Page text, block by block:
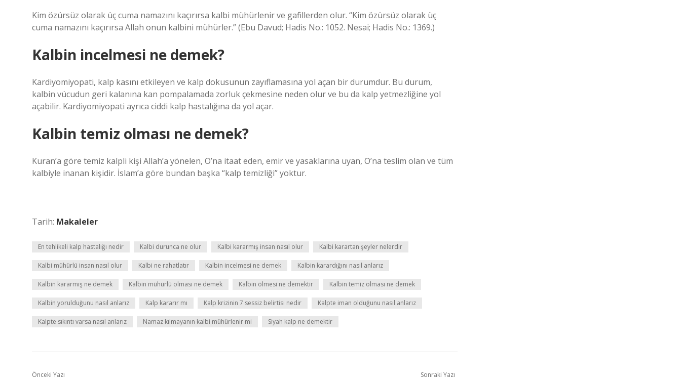
Kim özürsüz olarak üç cuma namazını kaçırırsa kalbi mühürlenir ve gafillerden olur. “Kim özürsüz olarak üç
cuma namazını kaçırırsa Allah onun kalbini mühürler.” (Ebu Davud; Hadis No.: 1052. Nesai; Hadis No.: 1369.)
Kalbin incelmesi ne demek?
Kardiyomiyopati, kalp kasını etkileyen ve kalp dokusunun zayıflamasına yol açan bir durumdur. Bu durum,
kalbin vücudun geri kalanına kan pompalamada zorluk çekmesine neden olur ve bu da kalp yetmezliğine yol
açabilir. Kardiyomiyopati ayrıca ciddi kalp hastalığına da yol açar.
Kalbin temiz olması ne demek?
Kuran’a göre temiz kalpli kişi Allah’a yönelen, O’na itaat eden, emir ve yasaklarına uyan, O’na teslim olan ve tüm
kalbiyle inanan kişidir. İslam’a göre bundan başka “kalp temizliği” yoktur.
Tarih: Makaleler
En tehlikeli kalp hastalığı nedir Kalbi durunca ne olur Kalbi kararmış insan nasıl olur Kalbi karartan şeyler nelerdir
Kalbi mühürlü insan nasıl olur Kalbi ne rahatlatır Kalbin incelmesi ne demek Kalbin karardığını nasıl anlarız
Kalbin kararmış ne demek Kalbin mühürlü olması ne demek Kalbin ölmesi ne demektir Kalbin temiz olması ne demek
Kalbin yorulduğunu nasıl anlarız Kalp kararır mı Kalp krizinin 7 sessiz belirtisi nedir Kalpte iman olduğunu nasıl anlarız
Kalpte sıkıntı varsa nasıl anlarız Namaz kılmayanın kalbi mühürlenir mi Siyah kalp ne demektir
Önceki Yazı Sonraki Yazı